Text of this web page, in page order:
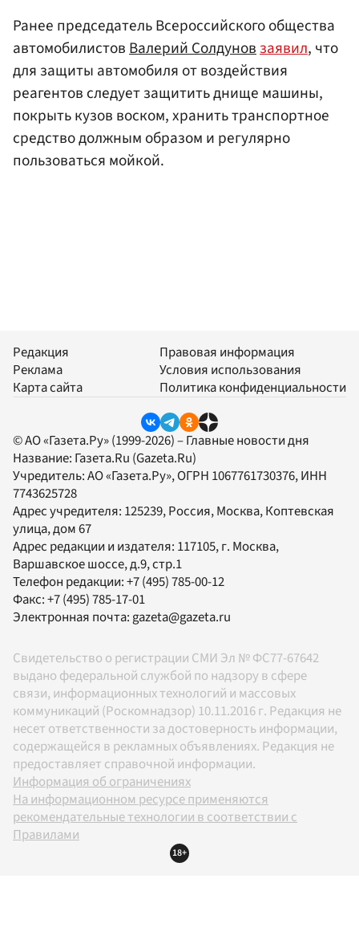
Ранее председатель Всероссийского общества
автомобилистовВалерий Солдуновзаявил, что
для защиты автомобиля от воздействия
реагентов следует защитить днище машины,
покрыть кузов воском, хранить транспортное
средство должным образом и регулярно
пользоваться мойкой.
Редакция
Реклама
Карта сайта
Правовая информация
Условия использования
Политика конфиденциальности
© АО «Газета.Ру» (1999-2026) – Главные новости дня
Название: Газета.Ru (Gazeta.Ru)
Учредитель:АО «Газета.Ру», ОГРН 1067761730376, ИНН
7743625728
Адрес учредителя: 125239, Россия, Москва, Коптевская
улица, дом 67
Адрес редакции и издателя: 117105, г. Москва,
Варшавское шоссе, д.9, стр.1
Телефон редакции:+7 (495) 785-00-12
Факс:+7 (495) 785-17-01
Электронная почта:gazeta@gazeta.ru
Свидетельство о регистрации СМИ Эл № ФС77-67642
выдано федеральной службой по надзору в сфере
связи, информационных технологий и массовых
коммуникаций (Роскомнадзор) 10.11.2016 г. Редакция не
несет ответственности за достоверность информации,
содержащейся в рекламных объявлениях. Редакция не
предоставляет справочной информации.
Информация об ограничениях
На информационном ресурсе применяются
рекомендательные технологии в соответствии с
Правилами
18+